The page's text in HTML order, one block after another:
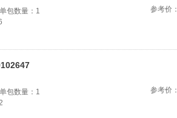
参考价：
单包数量： 1
参考价：
单包数量： 1